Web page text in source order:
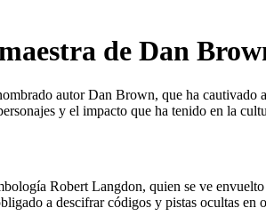
de Dan
autor Dan Brown, que ha
y el impacto que ha tenido en la
Robert Langdon, quien se ve
a descifrar códigos y pistas ocultas